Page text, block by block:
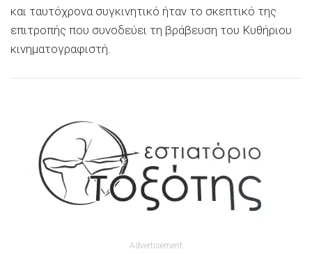
και ταυτόχρονα συγκινητικό ήταν το σκεπτικό της
επιτροπής που συνοδεύει τη βράβευση του Κυθήριου
κινηματογραφιστή.
Advertisement